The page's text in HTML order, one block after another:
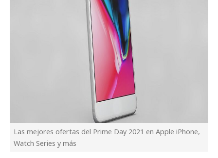
Las mejores ofertas del Prime Day 2021 en Apple iPhone,
Watch Series y más